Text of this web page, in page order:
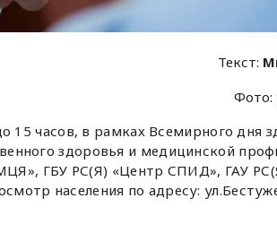
Текст:
Фото:
15 часов, в рамках Всемирного дня
здоровья и медицинской
ГБУ РС(Я) «Центр СПИД», ГАУ
населения по адресу: